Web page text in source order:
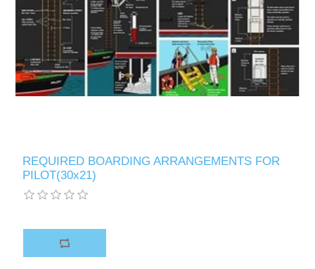
REQUIRED BOARDING ARRANGEMENTS FOR
PILOT(30x21)